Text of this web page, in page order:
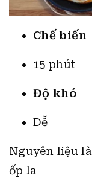
Chế biến
15 phút
Độ khó
Dễ
Nguyên liệu
ốp la